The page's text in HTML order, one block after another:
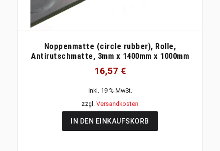
Noppenmatte (circle rubber), Rolle,
Antirutschmatte, 3mm x 1400mm x 1000mm
16,57 €
inkl. 19 % MwSt.
zzgl. Versandkosten
IN DEN EINKAUFSKORB